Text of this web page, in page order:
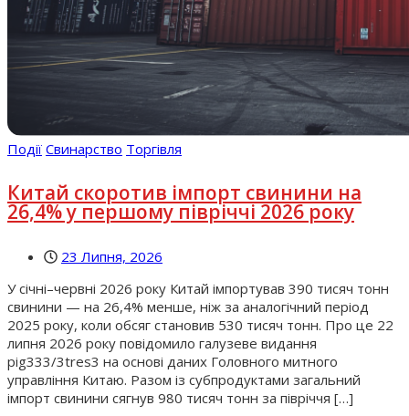
Події Свинарство Торгівля
Китай скоротив імпорт свинини на
26,4% у першому півріччі 2026 року
23 Липня, 2026
У січні–червні 2026 року Китай імпортував 390 тисяч тонн
свинини — на 26,4% менше, ніж за аналогічний період
2025 року, коли обсяг становив 530 тисяч тонн. Про це 22
липня 2026 року повідомило галузеве видання
pig333/3tres3 на основі даних Головного митного
управління Китаю. Разом із субпродуктами загальний
імпорт свинини сягнув 980 тисяч тонн за півріччя […]